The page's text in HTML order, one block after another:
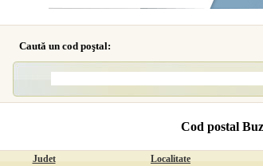
Caută un cod poştal:
Cod postal
Judet Localitate